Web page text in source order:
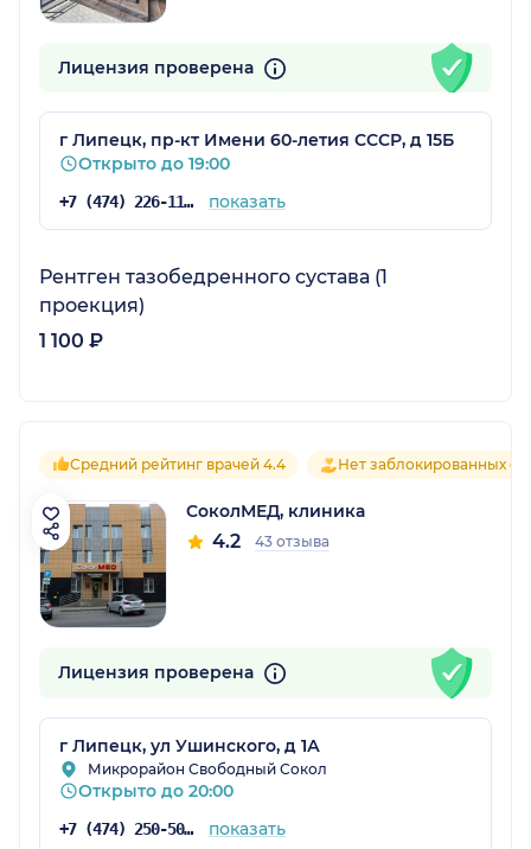
Лицензия проверена
г Липецк, пр-кт Имени 60-летия СССР, д 15Б
Открыто до 19:00
+7 (474) 226-11-11 показать
Рентген тазобедренного сустава (1
проекция)
1 100 ₽
Средний рейтинг врачей 4.4 Нет заблокированных
СоколМЕД, клиника
4.2 43 отзыва
Лицензия проверена
г Липецк, ул Ушинского, д 1А
Микрорайон Свободный Сокол
Открыто до 20:00
+7 (474) 250-50-03 показать